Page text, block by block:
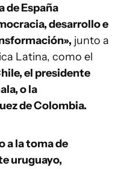
de España
desarrollo e
junto a
Latina, como el
el presidente
o la
de Colombia.
a la toma de
uruguayo,